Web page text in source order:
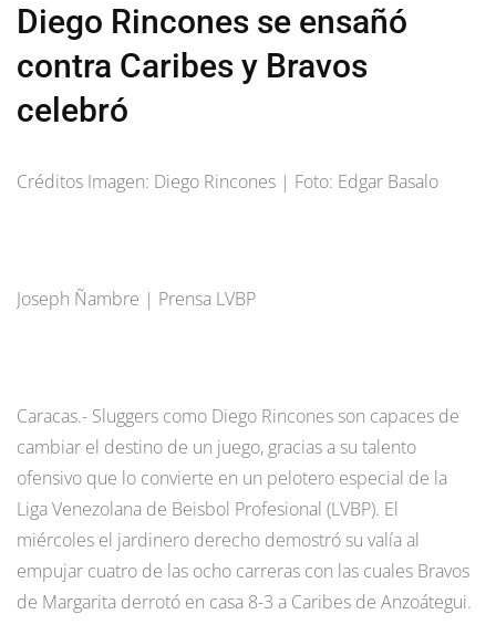
Diego Rincones se ensañó
contra Caribes y Bravos
celebró
Créditos Imagen: Diego Rincones | Foto: Edgar Basalo
Joseph Ñambre | Prensa LVBP
Caracas.- Sluggers como Diego Rincones son capaces de
cambiar el destino de un juego, gracias a su talento
ofensivo que lo convierte en un pelotero especial de la
Liga Venezolana de Beisbol Profesional (LVBP). El
miércoles el jardinero derecho demostró su valía al
empujar cuatro de las ocho carreras con las cuales Bravos
de Margarita derrotó en casa 8-3 a Caribes de Anzoátegui.